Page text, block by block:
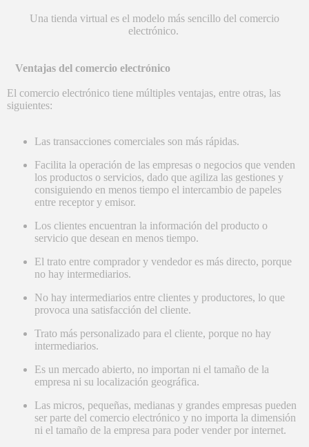
Una tienda virtual es el modelo más sencillo del comercio
electrónico.
Ventajas del comercio electrónico
El comercio electrónico tiene múltiples ventajas, entre otras, las
siguientes:
Las transacciones comerciales son más rápidas.
Facilita la operación de las empresas o negocios que venden
los productos o servicios, dado que agiliza las gestiones y
consiguiendo en menos tiempo el intercambio de papeles
entre receptor y emisor.
Los clientes encuentran la información del producto o
servicio que desean en menos tiempo.
El trato entre comprador y vendedor es más directo, porque
no hay intermediarios.
No hay intermediarios entre clientes y productores, lo que
provoca una satisfacción del cliente.
Trato más personalizado para el cliente, porque no hay
intermediarios.
Es un mercado abierto, no importan ni el tamaño de la
empresa ni su localización geográfica.
Las micros, pequeñas, medianas y grandes empresas pueden
ser parte del comercio electrónico y no importa la dimensión
ni el tamaño de la empresa para poder vender por internet.